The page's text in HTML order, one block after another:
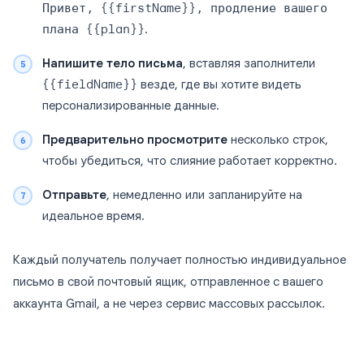
Привет, {{firstName}}, продление вашего
плана {{plan}}.
Напишите тело письма, вставляя заполнители
{{fieldName}} везде, где вы хотите видеть
персонализированные данные.
Предварительно просмотрите несколько строк,
чтобы убедиться, что слияние работает корректно.
Отправьте, немедленно или запланируйте на
идеальное время.
Каждый получатель получает полностью индивидуальное
письмо в свой почтовый ящик, отправленное с вашего
аккаунта Gmail, а не через сервис массовых рассылок.